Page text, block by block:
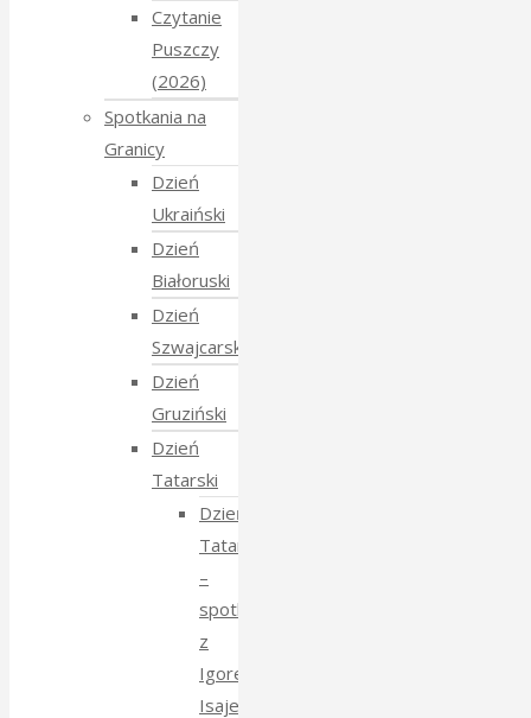
Czytanie
Puszczy
(2026)
Spotkania na
Granicy
Dzień
Ukraiński
Dzień
Białoruski
Dzień
Szwajcarski
Dzień
Gruziński
Dzień
Tatarski
Dzień
Tatarski
–
spotkanie
z
Igorem
Isajewem